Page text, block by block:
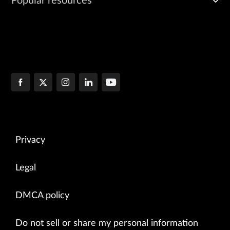
Privacy
Legal
DMCA policy
Do not sell or share my personal information